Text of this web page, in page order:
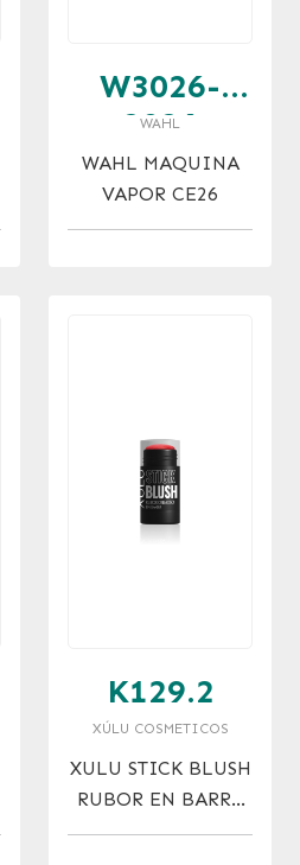
W3026-
2026
WAHL
WAHL MAQUINA
VAPOR CE26
K129.2
XÚLU COSMETICOS
XULU STICK BLUSH
RUBOR EN BARRA
NRO. 2